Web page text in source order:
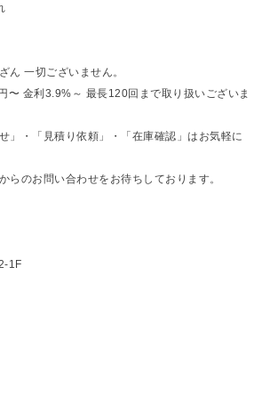
ん 一切ございません。
〜 金利3.9%～ 最長120回まで取り扱いございま
」・「見積り依頼」・「在庫確認」はお気軽に
らのお問い合わせをお待ちしております。
1F